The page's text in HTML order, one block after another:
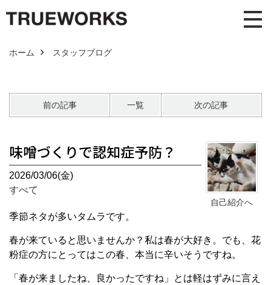
ホーム スタッフブログ
前の記事 一覧 次の記事
自己紹介へ
味噌づくりで認知症予防？
2026/03/06(金)
すべて
季節ネタが多いタムラです。
春が来ていると思いませんか？私は春が大好き。でも、花
粉症の方にとってはこの春、本当に辛いそうですね。
「春が来ましたね、良かったですね」とは軽はずみに言え